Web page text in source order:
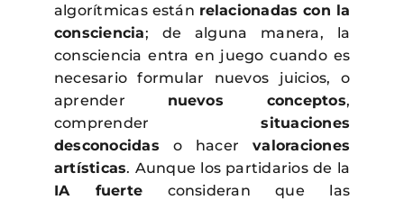
algorítmicas están relacionadas con la
consciencia; de alguna manera, la
consciencia entra en juego cuando es
necesario formular nuevos juicios, o
aprender nuevos conceptos,
comprendersituaciones
desconocidas o hacervaloraciones
artísticas. Aunque los partidarios de la
IA fuerte consideran que las